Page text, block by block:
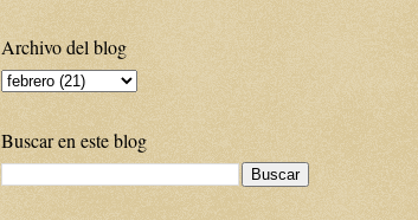
Archivo del blog
Buscar en este blog